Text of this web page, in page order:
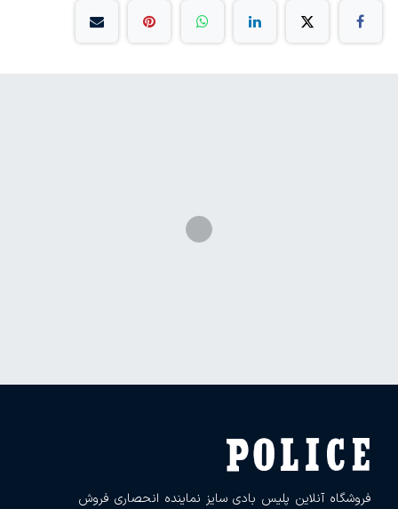
فروشگاه آنلاین پلیس بادی سایز نماینده انحصاری فروش